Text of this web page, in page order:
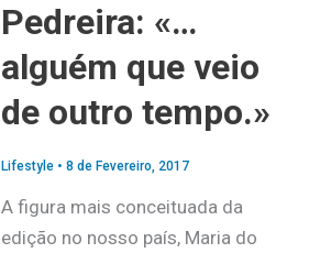
Pedreira: «…
alguém que veio
de outro tempo.»
Lifestyle• 8 de Fevereiro, 2017
A figura mais conceituada da
edição no nosso país, Maria do